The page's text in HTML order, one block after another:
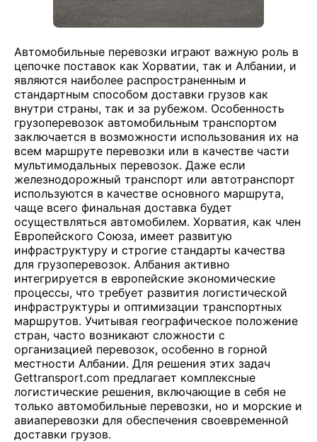
Автомобильные перевозки играют важную роль в
цепочке поставок как Хорватии, так и Албании, и
являются наиболее распространенным и
стандартным способом доставки грузов как
внутри страны, так и за рубежом. Особенность
грузоперевозок автомобильным транспортом
заключается в возможности использования их на
всем маршруте перевозки или в качестве части
мультимодальных перевозок. Даже если
железнодорожный транспорт или автотранспорт
используются в качестве основного маршрута,
чаще всего финальная доставка будет
осуществляться автомобилем. Хорватия, как член
Европейского Союза, имеет развитую
инфраструктуру и строгие стандарты качества
для грузоперевозок. Албания активно
интегрируется в европейские экономические
процессы, что требует развития логистической
инфраструктуры и оптимизации транспортных
маршрутов. Учитывая географическое положение
стран, часто возникают сложности с
организацией перевозок, особенно в горной
местности Албании. Для решения этих задач
Gettransport.com предлагает комплексные
логистические решения, включающие в себя не
только автомобильные перевозки, но и морские и
авиаперевозки для обеспечения своевременной
доставки грузов.